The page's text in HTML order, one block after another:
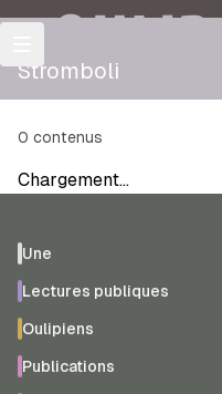
OULIPO
Stromboli
0 contenus
Chargement…
Une
Lectures publiques
Oulipiens
Publications